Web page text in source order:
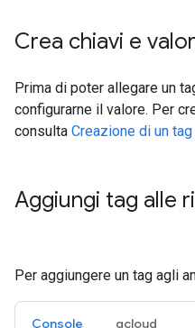
Crea chiavi e
Prima di poter allegare un
configurarne il valore. Per
consulta Creazione di un tag
Aggiungi tag alle
Per aggiungere un tag agli
Console gcloud